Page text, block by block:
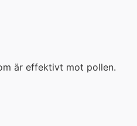
är effektivt mot pollen.